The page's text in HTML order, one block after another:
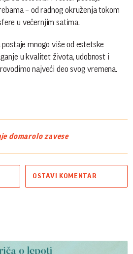
– od radnog okruženja tokom
u večernjim satima.
mnogo više od estetske
u kvalitet života, udobnost i
najveći deo svog vremena.
domarolo zavese
OSTAVI KOMENTAR